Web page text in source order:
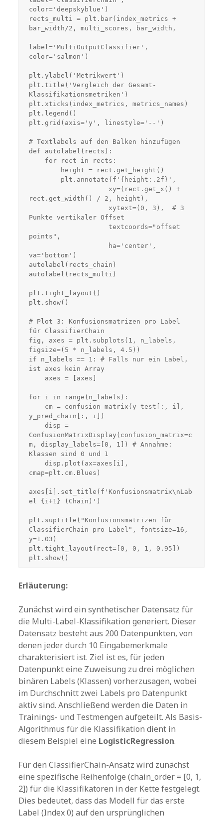
color='deepskyblue')
rects_multi = plt.bar(index_metrics +
bar_width/2, multi_scores, bar_width,
label='MultiOutputClassifier',
color='salmon')
plt.ylabel('Metrikwert')
plt.title('Vergleich der Gesamt-
Klassifikationsmetriken')
plt.xticks(index_metrics, metrics_names)
plt.legend()
plt.grid(axis='y', linestyle='--')
# Textlabels auf den Balken hinzufügen
def autolabel(rects):
rect.get_width() / 2, height),
Punkte vertikaler Offset
points",
va='bottom')
autolabel(rects_chain)
autolabel(rects_multi)
plt.tight_layout()
plt.show()
# Plot 3: Konfusionsmatrizen pro Label
für ClassifierChain
fig, axes = plt.subplots(1, n_labels,
figsize=(5 * n_labels, 4.5))
if n_labels == 1: # Falls nur ein Label,
ist axes kein Array
for i in range(n_labels):
y_pred_chain[:, i])
ConfusionMatrixDisplay(confusion_matrix=c
m, display_labels=[0, 1]) # Annahme:
Klassen sind 0 und 1
cmap=plt.cm.Blues)
axes[i].set_title(f'Konfusionsmatrix\nLab
el {i+1} (Chain)')
plt.suptitle("Konfusionsmatrizen für
ClassifierChain pro Label", fontsize=16,
y=1.03)
plt.tight_layout(rect=[0, 0, 1, 0.95])
plt.show()
Erläuterung:
Zunächst wird ein synthetischer Datensatz für
die Multi-Label-Klassifikation generiert. Dieser
Datensatz besteht aus 200 Datenpunkten, von
denen jeder durch 10 Eingabemerkmale
charakterisiert ist. Ziel ist es, für jeden
Datenpunkt eine Zuweisung zu drei möglichen
binären Labels (Klassen) vorherzusagen, wobei
im Durchschnitt zwei Labels pro Datenpunkt
aktiv sind. Anschließend werden die Daten in
Trainings- und Testmengen aufgeteilt. Als Basis-
Algorithmus für die Klassifikation dient in
diesem Beispiel eine LogisticRegression.
Für den ClassifierChain-Ansatz wird zunächst
eine spezifische Reihenfolge (chain_order = [0, 1,
2]) für die Klassifikatoren in der Kette festgelegt.
Dies bedeutet, dass das Modell für das erste
Label (Index 0) auf den ursprünglichen